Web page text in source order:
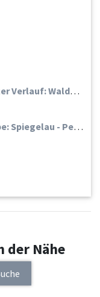
- Hals / Passau
Perlesreut/Haus im Wald
der Nähe